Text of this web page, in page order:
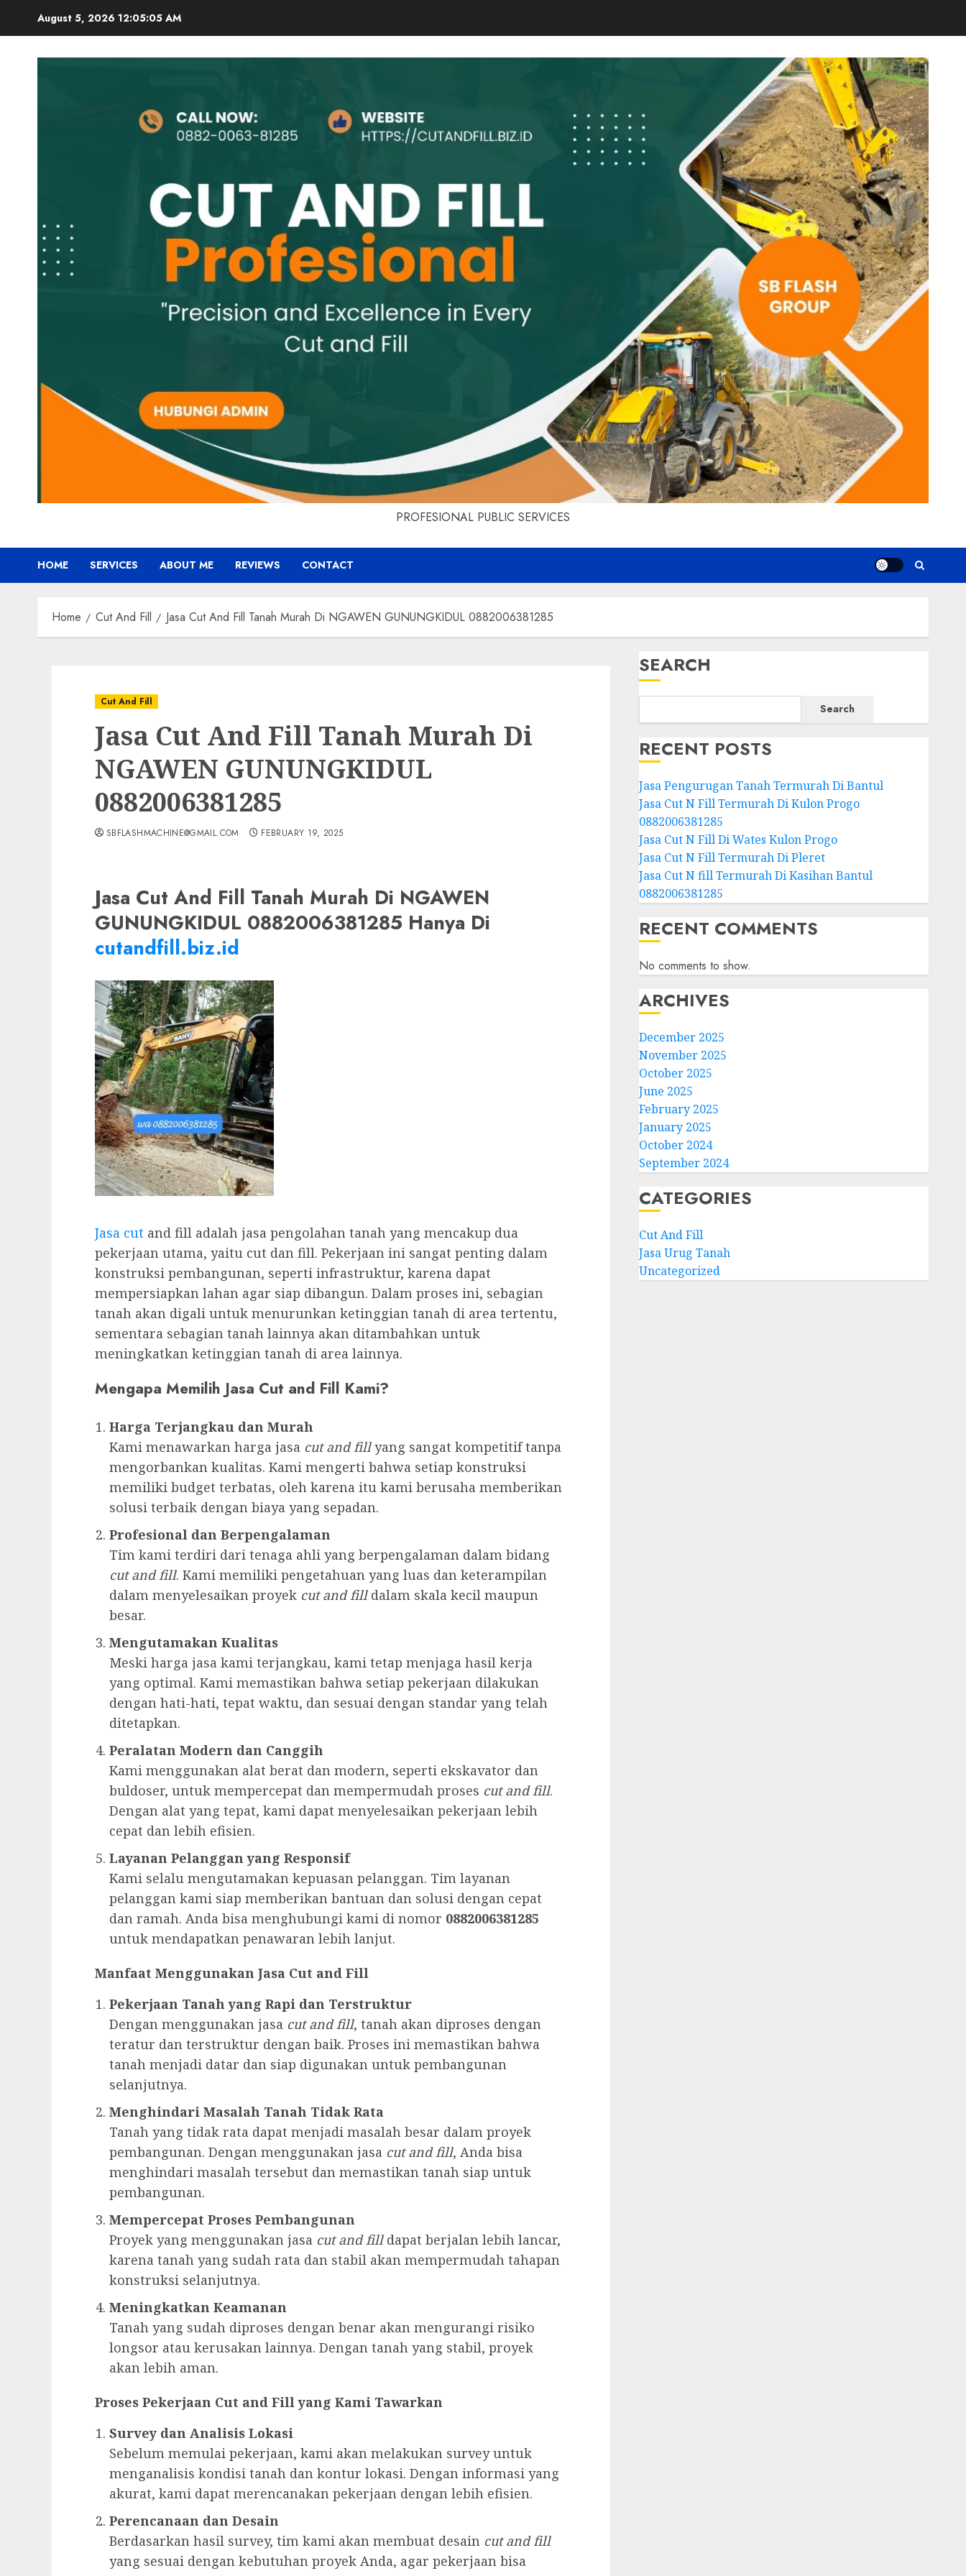
August 5, 2026 12:05:06 AM
PROFESIONAL PUBLIC SERVICES
HOME SERVICES ABOUT ME REVIEWS CONTACT
Home Cut And Fill Jasa Cut And Fill Tanah Murah Di NGAWEN GUNUNGKIDUL 0882006381285
Cut And Fill
Jasa Cut And Fill Tanah Murah Di
NGAWEN GUNUNGKIDUL
0882006381285
SBFLASHMACHINE@GMAIL.COM FEBRUARY 19, 2025
Jasa Cut And Fill Tanah Murah Di NGAWEN
GUNUNGKIDUL 0882006381285 Hanya Di
cutandfill.biz.id
Jasa cut and fill adalah jasa pengolahan tanah yang mencakup dua
pekerjaan utama, yaitu cut dan fill. Pekerjaan ini sangat penting dalam
konstruksi pembangunan, seperti infrastruktur, karena dapat
mempersiapkan lahan agar siap dibangun. Dalam proses ini, sebagian
tanah akan digali untuk menurunkan ketinggian tanah di area tertentu,
sementara sebagian tanah lainnya akan ditambahkan untuk
meningkatkan ketinggian tanah di area lainnya.
Mengapa Memilih Jasa Cut and Fill Kami?
Harga Terjangkau dan Murah
Kami menawarkan harga jasa cut and fillyang sangat kompetitif tanpa
mengorbankan kualitas. Kami mengerti bahwa setiap konstruksi
memiliki budget terbatas, oleh karena itu kami berusaha memberikan
solusi terbaik dengan biaya yang sepadan.
Profesional dan Berpengalaman
Tim kami terdiri dari tenaga ahli yang berpengalaman dalam bidang
cut and fill. Kami memiliki pengetahuan yang luas dan keterampilan
dalam menyelesaikan proyek cut and filldalam skala kecil maupun
besar.
Mengutamakan Kualitas
Meski harga jasa kami terjangkau, kami tetap menjaga hasil kerja
yang optimal. Kami memastikan bahwa setiap pekerjaan dilakukan
dengan hati-hati, tepat waktu, dan sesuai dengan standar yang telah
ditetapkan.
Peralatan Modern dan Canggih
Kami menggunakan alat berat dan modern, seperti ekskavator dan
buldoser, untuk mempercepat dan mempermudah proses cut and fill.
Dengan alat yang tepat, kami dapat menyelesaikan pekerjaan lebih
cepat dan lebih efisien.
Layanan Pelanggan yang Responsif
Kami selalu mengutamakan kepuasan pelanggan. Tim layanan
pelanggan kami siap memberikan bantuan dan solusi dengan cepat
dan ramah. Anda bisa menghubungi kami di nomor 0882006381285
untuk mendapatkan penawaran lebih lanjut.
Manfaat Menggunakan Jasa Cut and Fill
Pekerjaan Tanah yang Rapi dan Terstruktur
Dengan menggunakan jasa cut and fill, tanah akan diproses dengan
teratur dan terstruktur dengan baik. Proses ini memastikan bahwa
tanah menjadi datar dan siap digunakan untuk pembangunan
selanjutnya.
Menghindari Masalah Tanah Tidak Rata
Tanah yang tidak rata dapat menjadi masalah besar dalam proyek
pembangunan. Dengan menggunakan jasa cut and fill, Anda bisa
menghindari masalah tersebut dan memastikan tanah siap untuk
pembangunan.
Mempercepat Proses Pembangunan
Proyek yang menggunakan jasa cut and filldapat berjalan lebih lancar,
karena tanah yang sudah rata dan stabil akan mempermudah tahapan
konstruksi selanjutnya.
Meningkatkan Keamanan
Tanah yang sudah diproses dengan benar akan mengurangi risiko
longsor atau kerusakan lainnya. Dengan tanah yang stabil, proyek
akan lebih aman.
Proses Pekerjaan Cut and Fill yang Kami Tawarkan
Survey dan Analisis Lokasi
Sebelum memulai pekerjaan, kami akan melakukan survey untuk
menganalisis kondisi tanah dan kontur lokasi. Dengan informasi yang
akurat, kami dapat merencanakan pekerjaan dengan lebih efisien.
Perencanaan dan Desain
Berdasarkan hasil survey, tim kami akan membuat desain cut and fill
yang sesuai dengan kebutuhan proyek Anda, agar pekerjaan bisa
SEARCH
Search
RECENT POSTS
Jasa Pengurugan Tanah Termurah Di Bantul
Jasa Cut N Fill Termurah Di Kulon Progo
0882006381285
Jasa Cut N Fill Di Wates Kulon Progo
Jasa Cut N Fill Termurah Di Pleret
Jasa Cut N fill Termurah Di Kasihan Bantul
0882006381285
RECENT COMMENTS
No comments to show.
ARCHIVES
December 2025
November 2025
October 2025
June 2025
February 2025
January 2025
October 2024
September 2024
CATEGORIES
Cut And Fill
Jasa Urug Tanah
Uncategorized